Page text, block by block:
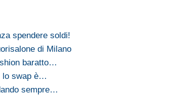
spendere soldi!
di Milano
baratto…
lo swap è…
sempre…